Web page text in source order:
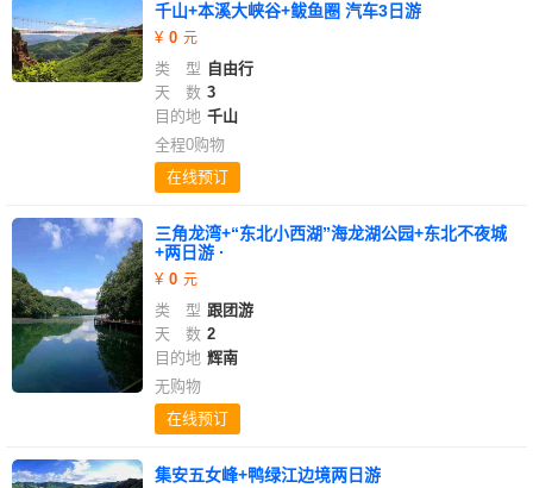
千山+本溪大峡谷+鲅鱼圈 汽车3日游
0
类 型 自由行
天 数 3
目的地 千山
全程0购物
在线预订
三角龙湾+“东北小西湖”海龙湖公园+东北不夜城
+两日游 ·
0
类 型 跟团游
天 数 2
目的地 辉南
无购物
在线预订
集安五女峰+鸭绿江边境两日游